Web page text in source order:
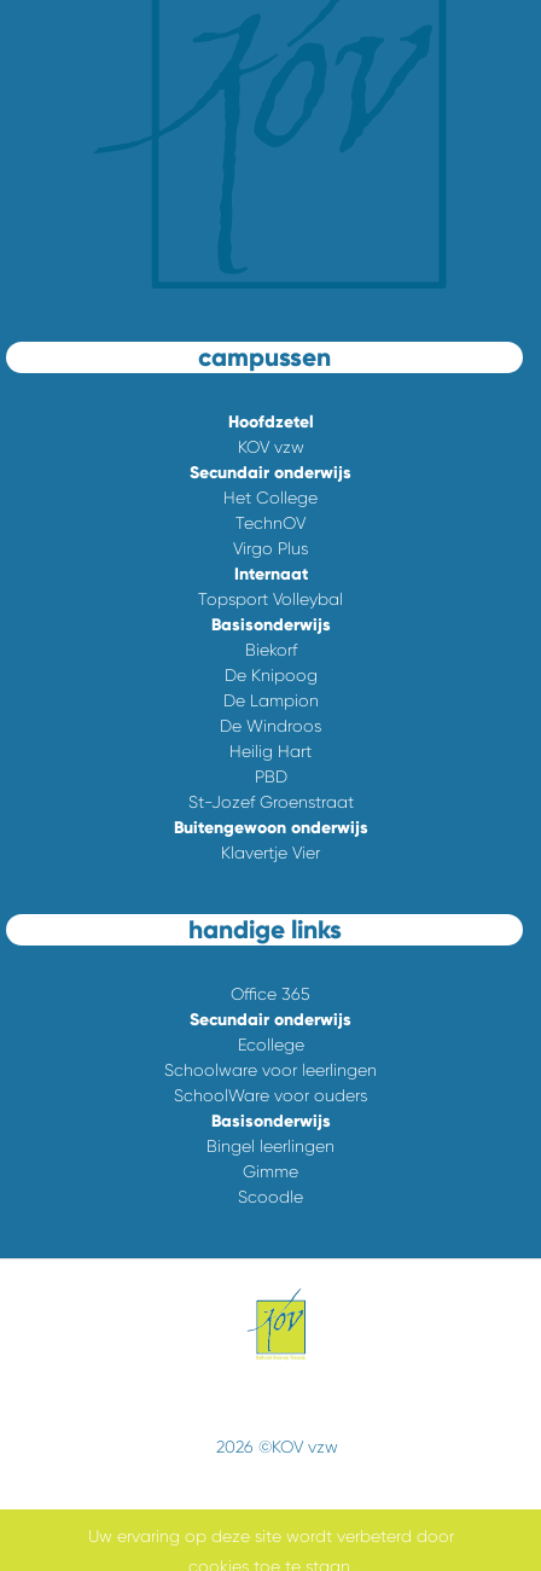
campussen
Hoofdzetel
KOV vzw
Secundair onderwijs
Het College
TechnOV
Virgo Plus
Internaat
Topsport Volleybal
Basisonderwijs
Biekorf
De Knipoog
De Lampion
De Windroos
Heilig Hart
PBD
St-Jozef Groenstraat
Buitengewoon onderwijs
Klavertje Vier
handige links
Office 365
Secundair onderwijs
Ecollege
Schoolware voor leerlingen
SchoolWare voor ouders
Basisonderwijs
Bingel leerlingen
Gimme
Scoodle
2026 ©KOV vzw
Uw ervaring op deze site wordt verbeterd door
cookies toe te staan.